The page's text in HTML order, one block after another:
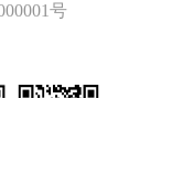
号